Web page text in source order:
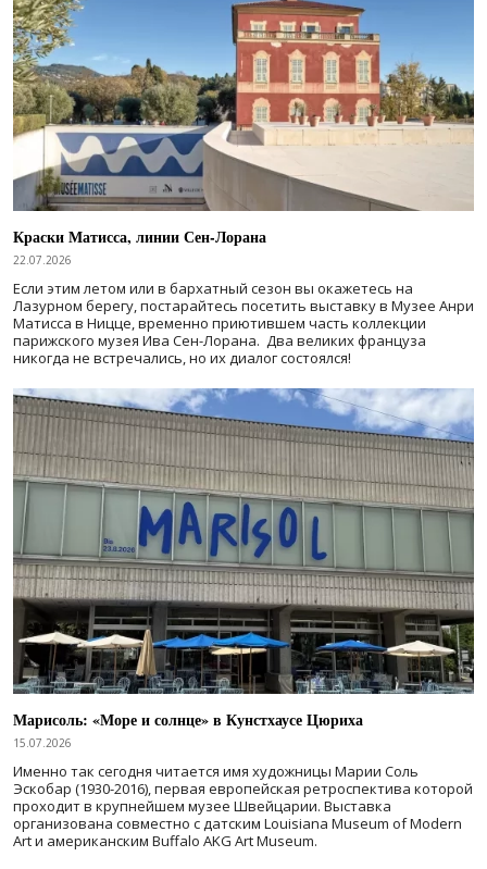
Краски Матисса, линии Сен-Лорана
22.07.2026
Если этим летом или в бархатный сезон вы окажетесь на
Лазурном берегу, постарайтесь посетить выставку в Музее Анри
Матисса в Ницце, временно приютившем часть коллекции
парижского музея Ива Сен-Лорана. Два великих француза
никогда не встречались, но их диалог состоялся!
Марисоль: «Море и солнце» в Кунстхаусе Цюриха
15.07.2026
Именно так сегодня читается имя художницы Марии Соль
Эскобар (1930-2016), первая европейская ретроспектива которой
проходит в крупнейшем музее Швейцарии. Выставка
организована совместно с датским Louisiana Museum of Modern
Art и американским Buffalo AKG Art Museum.